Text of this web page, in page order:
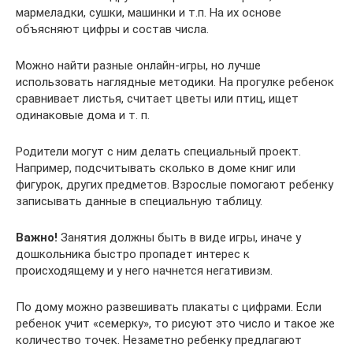
мармеладки, сушки, машинки и т.п. На их основе
объясняют цифры и состав числа.
Можно найти разные онлайн-игры, но лучше
использовать наглядные методики. На прогулке ребенок
сравнивает листья, считает цветы или птиц, ищет
одинаковые дома и т. п.
Родители могут с ним делать специальный проект.
Например, подсчитывать сколько в доме книг или
фигурок, других предметов. Взрослые помогают ребенку
записывать данные в специальную таблицу.
Важно! Занятия должны быть в виде игры, иначе у
дошкольника быстро пропадет интерес к
происходящему и у него начнется негативизм.
По дому можно развешивать плакаты с цифрами. Если
ребенок учит «семерку», то рисуют это число и такое же
количество точек. Незаметно ребенку предлагают